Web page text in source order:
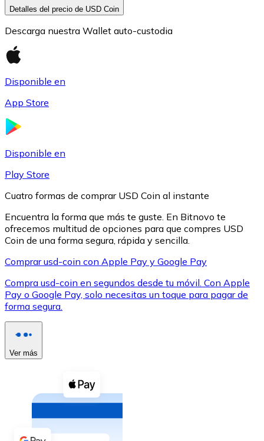
Litecoin
LTC
Ver todo
Compra criptomonedas con efectivo en tu tienda más
Comprar con efectivo
Transferencia SEPA
Añade fondos a tu cuenta Bitnovo o realiza compras
Detalles del precio de USD Coin
Descarga nuestra Wallet auto-custodia
Disponible en
App Store
Disponible en
Play Store
Cuatro formas de comprar USD Coin al instante
Encuentra la forma que más te guste. En Bitnovo te
ofrecemos multitud de opciones para que compres USD
Coin de una forma segura, rápida y sencilla.
Comprar usd-coin con Apple Pay y Google Pay
Compra usd-coin en segundos desde tu móvil. Con Apple
Pay o Google Pay, solo necesitas un toque para pagar de
forma segura.
Ver más